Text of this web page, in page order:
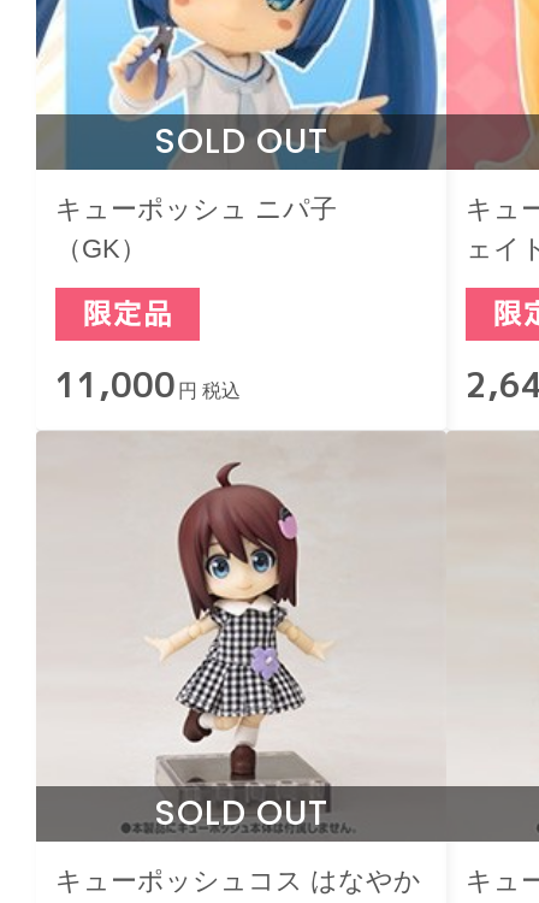
SOLD OUT
キューポッシュ ニパ子
（GK）
11,000 円 税込
キュ
ェイ
（萌
SOLD OUT
キューポッシュコス はなやか
キュ